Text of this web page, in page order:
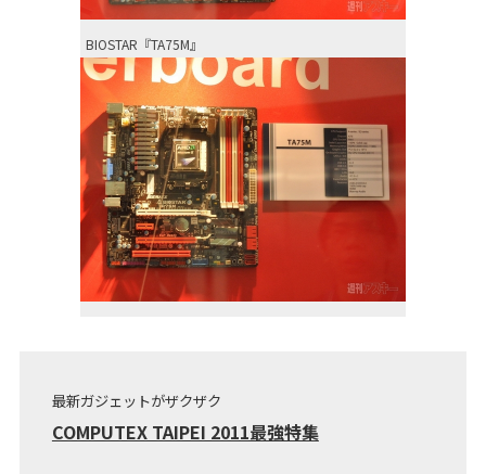
BIOSTAR『TA75M』
最新ガジェットがザクザク
COMPUTEX TAIPEI 2011最強特集